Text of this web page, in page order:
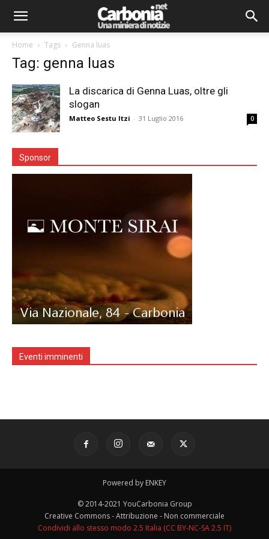
Home Tags Genna luas
Tag: genna luas
La discarica di Genna Luas, oltre gli
slogan
Matteo Sestu Itzi - 31 Luglio 2016 0
Sponsor
Eventi imminenti
Powered by ENKEY
© 2014-2021 YouCarbonia Group
Creative Commons - Attribuzione - Non commerciale
Condividi allo stesso modo 2.5 Italia (CC BY-NC-SA 2.5 IT)